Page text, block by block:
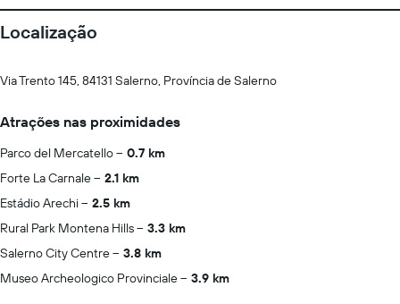
Localização
Via Trento 145, 84131 Salerno, Província de Salerno
Atrações nas proximidades
Parco del Mercatello
0.7 km
Forte La Carnale
2.1 km
Estádio Arechi
2.5 km
Rural Park Montena Hills
3.3 km
Salerno City Centre
3.8 km
Museo Archeologico Provinciale
3.9 km